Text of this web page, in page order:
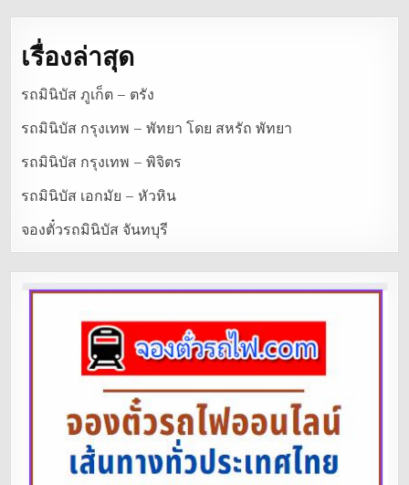
เรื่องล่าสุด
รถมินิบัส ภูเก็ต – ตรัง
รถมินิบัส กรุงเทพ – พัทยา โดย สหรัถ พัทยา
รถมินิบัส กรุงเทพ – พิจิตร
รถมินิบัส เอกมัย – หัวหิน
จองตั๋วรถมินิบัส จันทบุรี